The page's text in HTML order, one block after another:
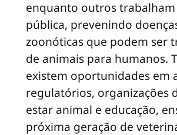
enquanto outros trabalham
pública, prevenindo
zoonóticas que podem ser
de animais para humanos.
existem oportunidades em
regulatórios, organizações
estar animal e educação,
próxima geração de